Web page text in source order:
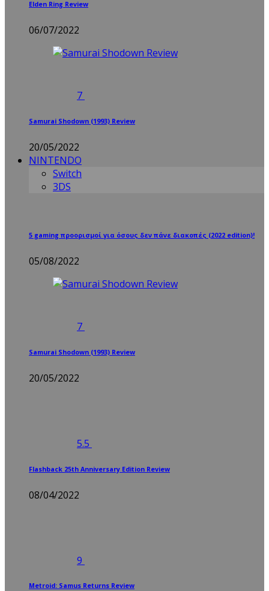
Elden Ring Review
06/07/2022
7
Samurai Shodown (1993) Review
20/05/2022
NINTENDO
Switch
3DS
5 gaming προορισμοί για όσους δεν πάνε διακοπές (2022 edition)!
05/08/2022
7
Samurai Shodown (1993) Review
20/05/2022
5.5
Flashback 25th Anniversary Edition Review
08/04/2022
9
Metroid: Samus Returns Review